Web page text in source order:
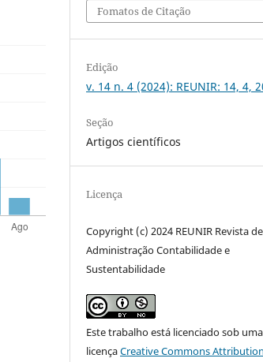
Fomatos de Citação
Edição
v. 14 n. 4 (2024): REUNIR: 14, 4,
Seção
Artigos científicos
Licença
Copyright (c) 2024 REUNIR Revista de
Administração Contabilidade e
Sustentabilidade
Este trabalho está licenciado sob uma
licençaCreative Commons